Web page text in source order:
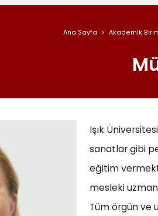
Ana Sayfa Akademik
Işık
sanatlar gibi
eğitim
mesleki
Tüm örgün ve